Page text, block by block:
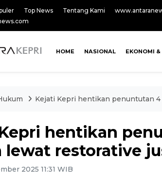
Top News Tentang Kami
HOME NASIONAL EKONOMI &
Kejati Kepri hentikan penuntutan
hentikan
lewat restorative
2025 11:31 WIB